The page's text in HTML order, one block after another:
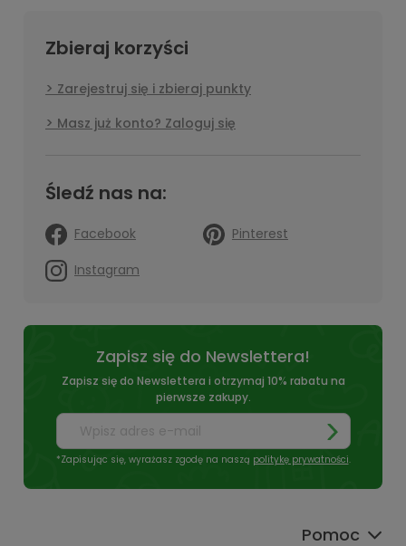
Zbieraj korzyści
Zarejestruj się i zbieraj punkty
Masz już konto? Zaloguj się
Śledź nas na:
Facebook
Pinterest
Instagram
Zapisz się do Newslettera!
Zapisz się do Newslettera i otrzymaj 10% rabatu na
pierwsze zakupy.
*Zapisując się, wyrażasz zgodę na naszą politykę prywatności.
Pomoc